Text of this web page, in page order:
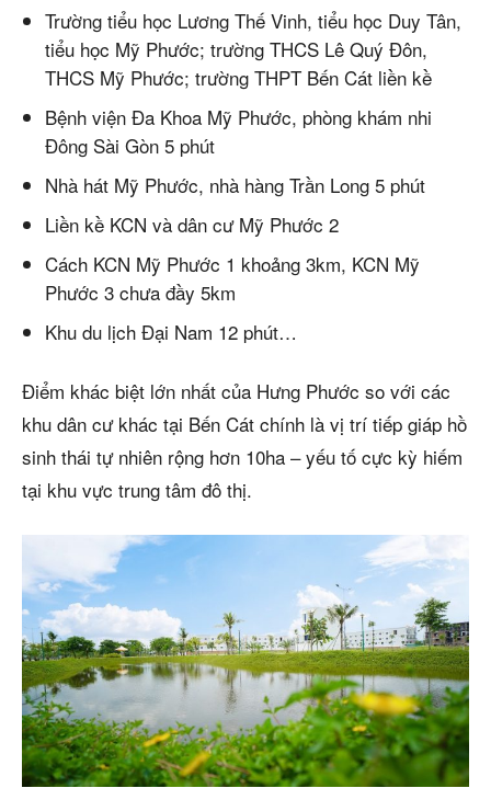
Trường tiểu học Lương Thế Vinh, tiểu học Duy Tân,
tiểu học Mỹ Phước; trường THCS Lê Quý Đôn,
THCS Mỹ Phước; trường THPT Bến Cát liền kề
Bệnh viện Đa Khoa Mỹ Phước, phòng khám nhi
Đông Sài Gòn 5 phút
Nhà hát Mỹ Phước, nhà hàng Trần Long 5 phút
Liền kề KCN và dân cư Mỹ Phước 2
Cách KCN Mỹ Phước 1 khoảng 3km, KCN Mỹ
Phước 3 chưa đầy 5km
Khu du lịch Đại Nam 12 phút…
Điểm khác biệt lớn nhất của Hưng Phước so với các
khu dân cư khác tại Bến Cát chính là vị trí tiếp giáp hồ
sinh thái tự nhiên rộng hơn 10ha – yếu tố cực kỳ hiếm
tại khu vực trung tâm đô thị.